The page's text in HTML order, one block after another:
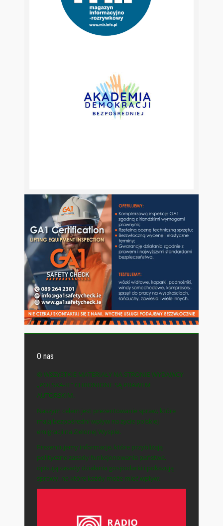
O nas
© WSZYSTKIE MATERIAŁY NA STRONIE WYDAWCY
„POLSKA-IE” CHRONIONE SĄ PRAWEM
AUTORSKIM.
Naszym celem jest prezentowanie spraw, które
mają bezpośredni wpływ na życie polskiej
emigracji na Zielonej Wyspie.
Prezentujemy informacje, które przybliżają
polityczne zasady funkcjonowania państwa,
opisują zasady działania gospodarki i pokazują
sprawy, na które każdy może mieć wpływ.